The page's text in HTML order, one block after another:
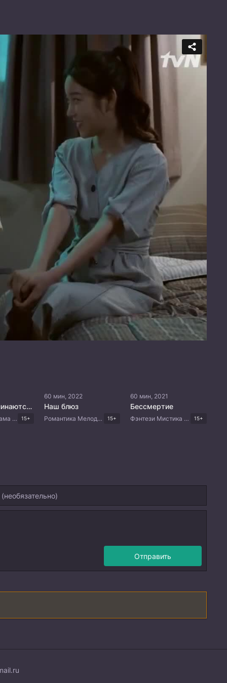
Там, где начинаются мечты
Романтика Драма Китайские дорамы 15+
60 мин, 2022
Наш блюз
Романтика Мелодрама Драма Корейские дорамы 15+
60 мин, 2021
Бессмертие
Фэнтези Мистика Триллер Драма Корейские дорамы 15+
Отправить